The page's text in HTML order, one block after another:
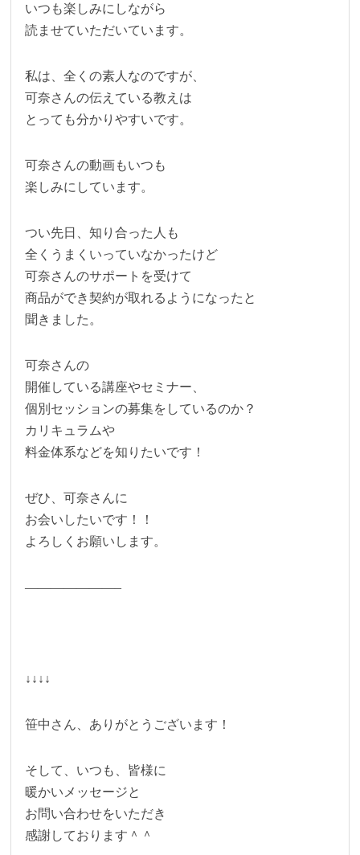
いつも楽しみにしながら
読ませていただいています。
私は、全くの素人なのですが、
可奈さんの伝えている教えは
とっても分かりやすいです。
可奈さんの動画もいつも
楽しみにしています。
つい先日、知り合った人も
全くうまくいっていなかったけど
可奈さんのサポートを受けて
商品ができ契約が取れるようになったと
聞きました。
可奈さんの
開催している講座やセミナー、
個別セッションの募集をしているのか？
カリキュラムや
料金体系などを知りたいです！
ぜひ、可奈さんに
お会いしたいです！！
よろしくお願いします。
———————–
↓↓↓↓
笹中さん、ありがとうございます！
そして、いつも、皆様に
暖かいメッセージと
お問い合わせをいただき
感謝しております＾＾